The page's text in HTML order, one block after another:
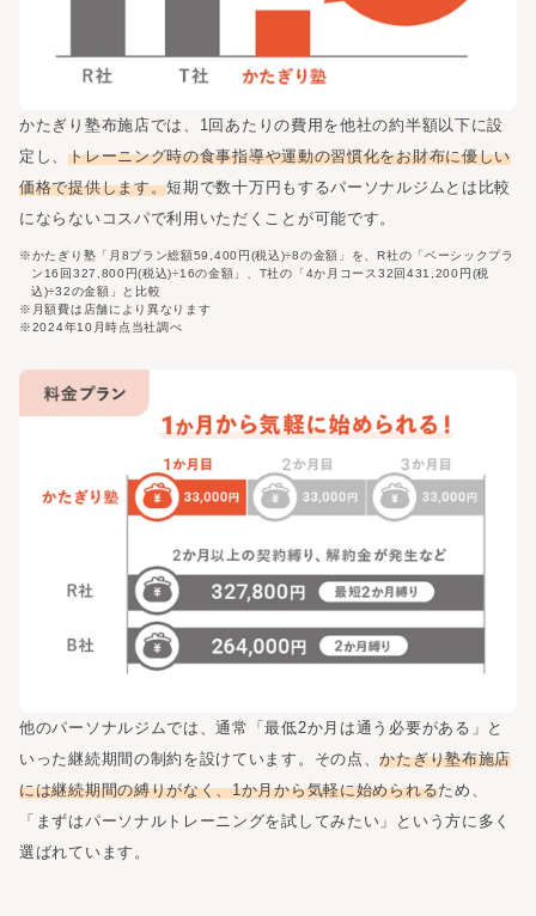
かたぎり塾布施店では、1回あたりの費用を他社の約半額以下に設
定し、トレーニング時の食事指導や運動の習慣化をお財布に優しい
価格で提供します。短期で数十万円もするパーソナルジムとは比較
にならないコスパで利用いただくことが可能です。
※かたぎり塾「月8プラン総額59,400円(税込)÷8の金額」を、R社の「ベーシックプラ
ン16回327,800円(税込)÷16の金額」、T社の「4か月コース32回431,200円(税
込)÷32の金額」と比較
※月額費は店舗により異なります
※2024年10月時点当社調べ
他のパーソナルジムでは、通常「最低2か月は通う必要がある」と
いった継続期間の制約を設けています。その点、かたぎり塾布施店
には継続期間の縛りがなく、1か月から気軽に始められるため、
「まずはパーソナルトレーニングを試してみたい」という方に多く
選ばれています。